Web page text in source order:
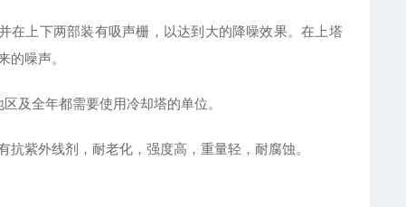
在上下两部装有吸声栅，以达到大的降噪效果。在上塔
的噪声。
及全年都需要使用冷却塔的单位。
紫外线剂，耐老化，强度高，重量轻，耐腐蚀。